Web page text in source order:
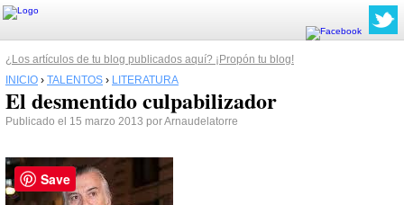
¿Los artículos de tu blog publicados aquí? ¡Propón tu blog!
INICIO › TALENTOS › LITERATURA
El desmentido culpabilizador
Publicado el 15 marzo 2013 por Arnaudelatorre
Save